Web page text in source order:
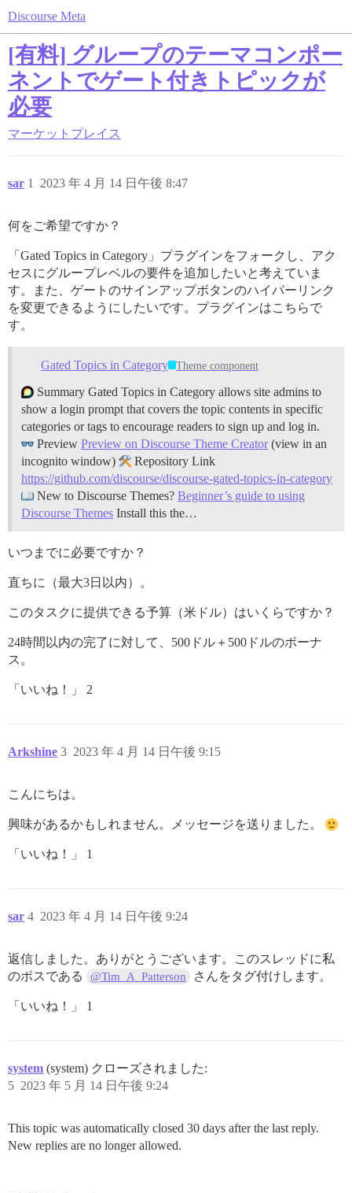
Discourse Meta
[有料] グループのテーマコンポー
ネントでゲート付きトピックが
必要
マーケットプレイス
sar 2023 年 4 月 14 日午後 8:47
1
何をご希望ですか？
「Gated Topics in Category」プラグインをフォークし、アク
セスにグループレベルの要件を追加したいと考えていま
す。また、ゲートのサインアップボタンのハイパーリンク
を変更できるようにしたいです。プラグインはこちらで
す。
Gated Topics in Category Theme component
Summary Gated Topics in Category allows site admins to
show a login prompt that covers the topic contents in specific
categories or tags to encourage readers to sign up and log in.
Preview Preview on Discourse Theme Creator(view in an
incognito window)
Repository Link
https://github.com/discourse/discourse-gated-topics-in-category
New to Discourse Themes? Beginner’s guide to using
Discourse Themes Install this the…
いつまでに必要ですか？
直ちに（最大3日以内）。
このタスクに提供できる予算（米ドル）はいくらですか？
24時間以内の完了に対して、500ドル＋500ドルのボーナ
ス。
「いいね！」 2
Arkshine 2023 年 4 月 14 日午後 9:15
3
こんにちは。
興味があるかもしれません。メッセージを送りました。
「いいね！」 1
sar 2023 年 4 月 14 日午後 9:24
4
返信しました。ありがとうございます。このスレッドに私
のボスである
@Tim_A_Patterson さんをタグ付けします。
「いいね！」 1
system (system) クローズされました:
2023 年 5 月 14 日午後 9:24
5
This topic was automatically closed 30 days after the last reply.
New replies are no longer allowed.